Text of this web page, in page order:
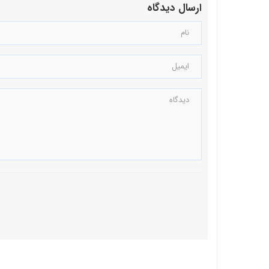
ارسال دیدگاه